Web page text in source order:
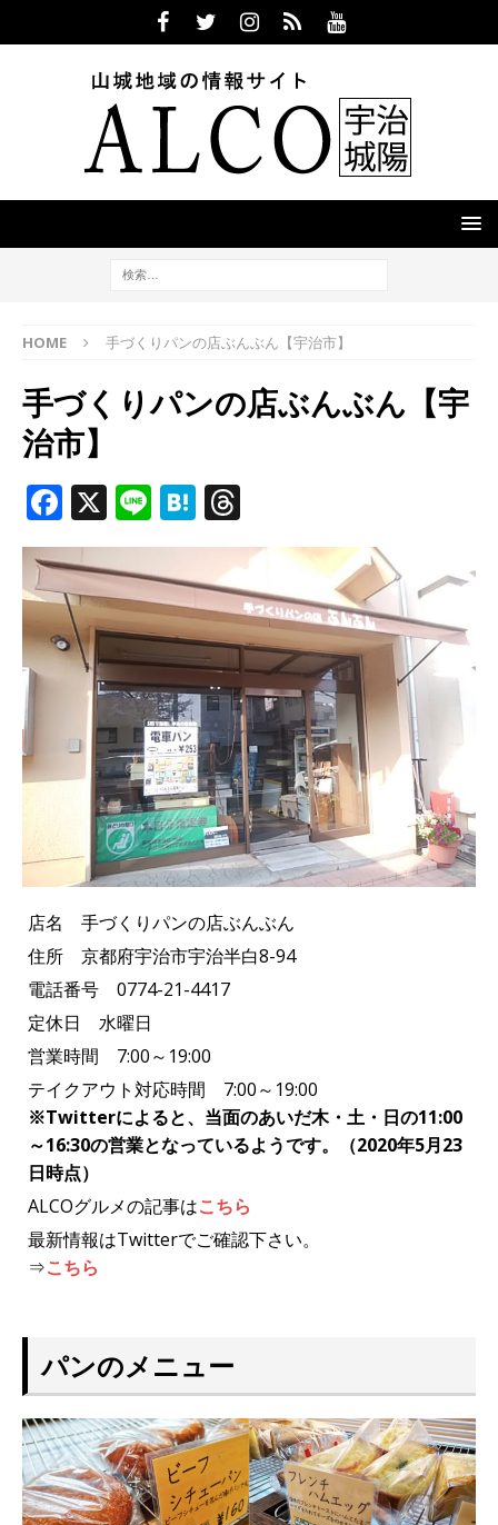
HOME 手づくりパンの店ぶんぶん【宇治市】
手づくりパンの店ぶんぶん【宇
治市】
F
a
c
e
b
o
k
X Li
n
e
H
at
e
n
a
h
r
e
a
d
s
店名 手づくりパンの店ぶんぶん
住所 京都府宇治市宇治半白8-94
電話番号 0774-21-4417
定休日 水曜日
営業時間 7:00～19:00
テイクアウト対応時間 7:00～19:00
※Twitterによると、当面のあいだ木・土・日の11:00
～16:30の営業となっているようです。（2020年5月23
日時点）
ALCOグルメの記事はこちら
最新情報はTwitterでご確認下さい。
⇒こちら
パンのメニュー